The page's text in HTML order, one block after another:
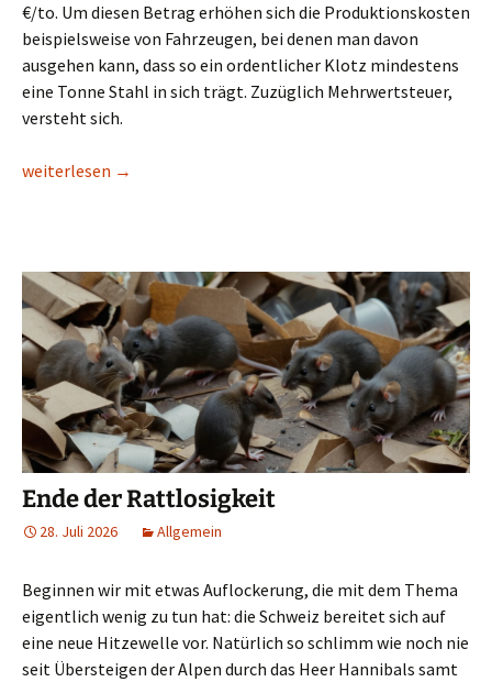
€/to. Um diesen Betrag erhöhen sich die Produktionskosten
beispielsweise von Fahrzeugen, bei denen man davon
ausgehen kann, dass so ein ordentlicher Klotz mindestens
eine Tonne Stahl in sich trägt. Zuzüglich Mehrwertsteuer,
versteht sich.
Mach doch mal einer den Ofen aus!
weiterlesen →
Ende der Rattlosigkeit
28. Juli 2026 Allgemein
Beginnen wir mit etwas Auflockerung, die mit dem Thema
eigentlich wenig zu tun hat: die Schweiz bereitet sich auf
eine neue Hitzewelle vor. Natürlich so schlimm wie noch nie
seit Übersteigen der Alpen durch das Heer Hannibals samt